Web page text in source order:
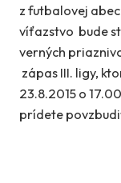
z futbalovej
víťazstvo bude
verných
zápas III. ligy,
23.8.2015 o
prídete